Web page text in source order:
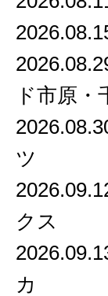
ド市原・
ツ
クス
カ